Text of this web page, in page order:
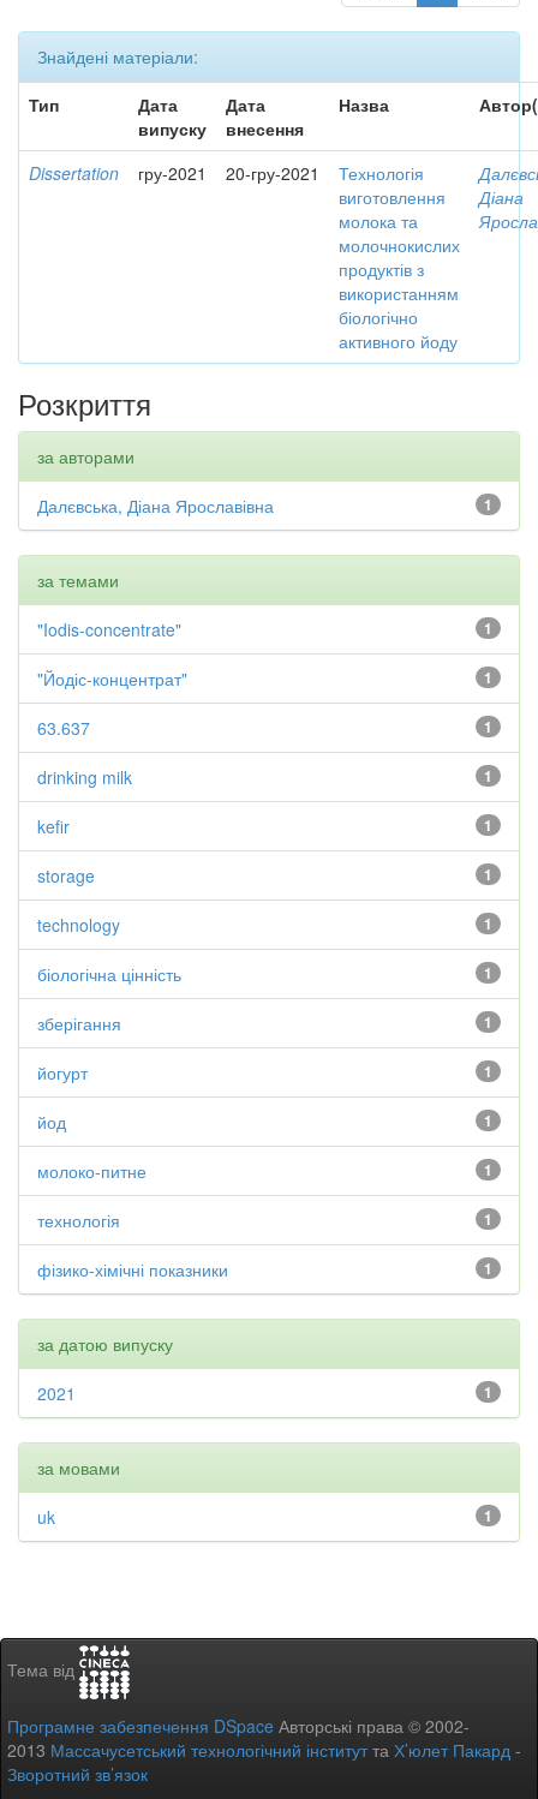
Знайдені матеріали:
Тип
Дата
випуску
Дата
внесення
Назва
Dissertation гру-2021 20-гру-2021
Технологія
виготовлення
молока та
молочнокислих
продуктів з
використанням
біологічно
активного йоду
Діана
Розкриття
за авторами
1
Далєвська, Діана Ярославівна
за темами
1
"Iodis-concentrate"
1
"Йодіс-концентрат"
1
63.637
1
drinking milk
1
kefir
1
storage
1
technology
1
біологічна цінність
1
зберігання
1
йогурт
1
йод
1
молоко-питне
1
технологія
1
фізико-хімічні показники
за датою випуску
1
2021
за мовами
1
uk
Тема від
Програмне забезпечення DSpace Авторські права © 2002-
2013 Массачусетський технологічний інститутта Х’юлет Пакард -
Зворотний зв’язок